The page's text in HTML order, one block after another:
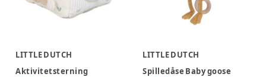
LITTLE DUTCH
Aktivitetsterning
LITTLE DUTCH
Spilledåse Baby goose